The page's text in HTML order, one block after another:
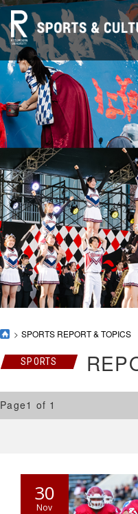
SPORTS REPORT & TOPICS
SPORTS
Page1 of 1
30
Nov